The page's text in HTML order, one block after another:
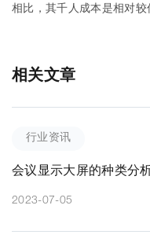
相比，其千人成本是相对较
相关文章
行业资讯
会议显示大屏的种类分
2023-07-05